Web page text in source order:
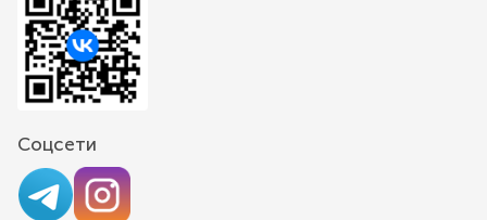
Соцсети